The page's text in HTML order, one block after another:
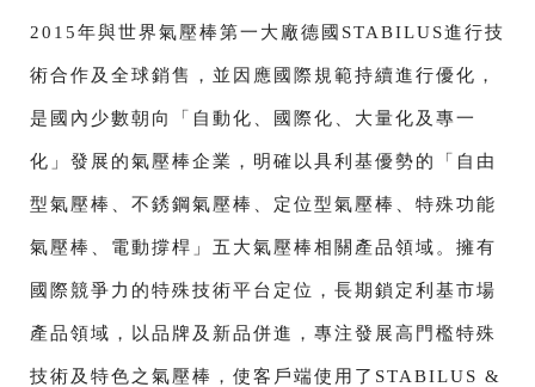
2015年與世界氣壓棒第一大廠德國STABILUS進行技
術合作及全球銷售，並因應國際規範持續進行優化，
是國內少數朝向「自動化、國際化、大量化及專一
化」發展的氣壓棒企業，明確以具利基優勢的「自由
型氣壓棒、不銹鋼氣壓棒、定位型氣壓棒、特殊功能
氣壓棒、電動撐桿」五大氣壓棒相關產品領域。擁有
國際競爭力的特殊技術平台定位，長期鎖定利基市場
產品領域，以品牌及新品併進，專注發展高門檻特殊
技術及特色之氣壓棒，使客戶端使用了STABILUS &